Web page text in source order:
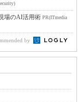
場のAI活用術 PR(ITmedia
by